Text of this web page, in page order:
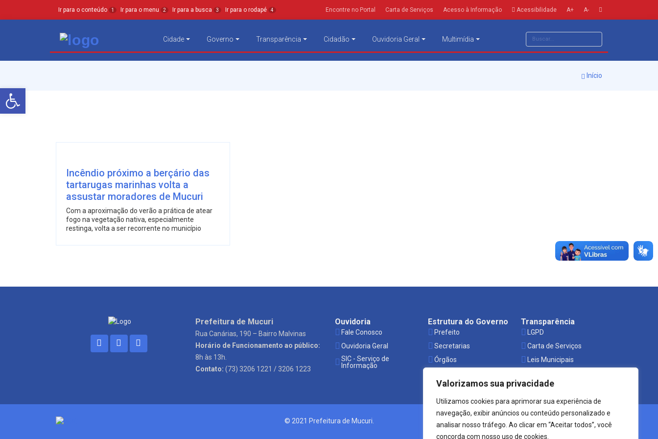
Valorizamos sua privacidade
Utilizamos cookies para aprimorar sua experiência de
navegação, exibir anúncios ou conteúdo personalizado e
analisar nosso tráfego. Ao clicar em “Aceitar todos”, você
concorda com nosso uso de cookies.
Ir para o conteúdo 1 Ir para o menu 2 Ir para a busca 3 Ir para o rodapé 4 Encontre no Portal Carta de Serviços Acesso à Informação Acessibilidade A+ A-
Cidade Governo Transparência Cidadão Ouvidoria Geral Multimídia
Início
Incêndio próximo a berçário das
tartarugas marinhas volta a
assustar moradores de Mucuri
Com a aproximação do verão a prática de atear
fogo na vegetação nativa, especialmente
restinga, volta a ser recorrente no município
Prefeitura de Mucuri
Rua Canárias, 190 – Bairro Malvinas
Horário de Funcionamento ao público:
8h às 13h.
Contato: (73) 3206 1221 / 3206 1223
Ouvidoria
Fale Conosco
Ouvidoria Geral
SIC - Serviço de
Informação
Estrutura do Governo
Prefeito
Secretarias
Órgãos
Transparência
LGPD
Carta de Serviços
Leis Municipais
© 2021 Prefeitura de Mucuri. Crearte WEB
Barra de Ferramentas Aberta